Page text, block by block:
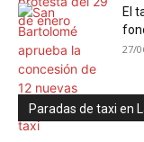
El
27/
Paradas de taxi en